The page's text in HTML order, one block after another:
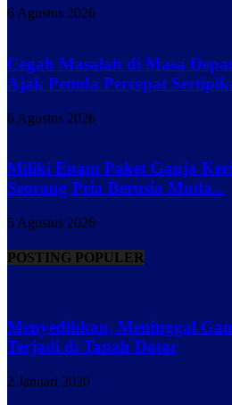
6 Agustus 2026
Cegah Masalah di Masa
Ajak Pemda Percepat
6 Agustus 2026
Miliki Enam Paket Ganja
Seorang Pria Berusia Muda...
5 Agustus 2026
POSTING POPULER
Menyedihkan, Meninggal
Terjadi di Tanah Datar
2 Januari 2020